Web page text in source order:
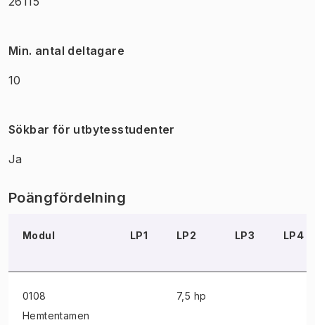
Min. antal deltagare
10
Sökbar för utbytesstudenter
Ja
Poängfördelning
Modul LP1 LP2 LP3 LP4
0108
Hemtentamen
7,5 hp